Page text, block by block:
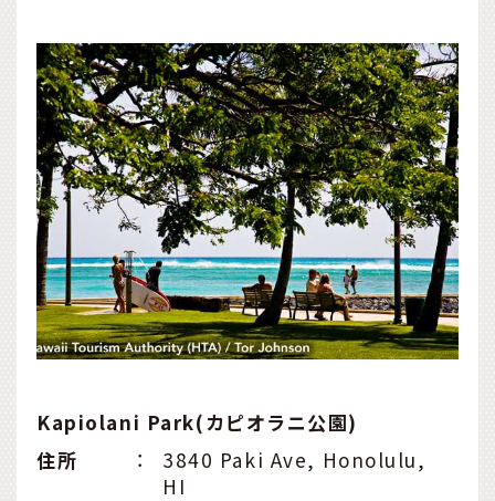
Kapiolani Park(カピオラニ公園)
住所
：
3840 Paki Ave, Honolulu,
HI